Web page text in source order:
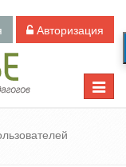
Авторизация
Toggle